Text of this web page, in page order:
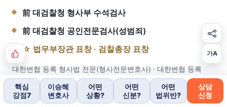
前 대검찰청 형사부 수석검사
前 대검찰청 공인전문검사(성범죄)
☆ 법무부장관 표창 · 검찰총장 표창
대한변협 등록 형사법 전문(형사전문변호사) · 대한변협 등록
소년법 전문
가A
핵심
강점7
이승혜
변호사
어떤
상황?
어떤
신분?
어떤
법위반?
상담
신청